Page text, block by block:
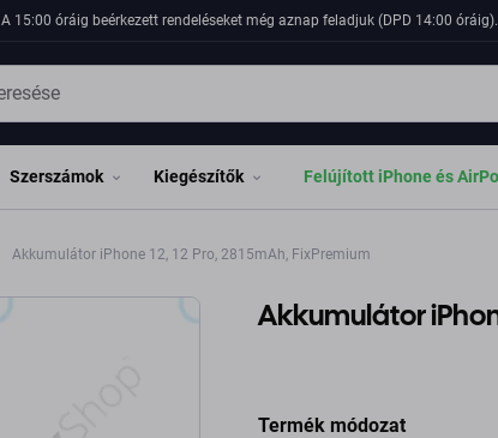
A 15:00 óráig beérkezett rendeléseket még aznap feladjuk (DPD 14:00
Szerszámok Kiegészítők Felújított iPhone és
Akkumulátor iPhone 12, 12 Pro, 2815mAh, FixPremium
Akkumulátor
Termék módozat